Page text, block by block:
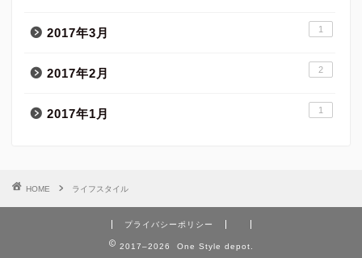
2017年3月 1
2017年2月 2
2017年1月 1
HOME ライフスタイル
プライバシーポリシー
2017–2026 One Style depot.